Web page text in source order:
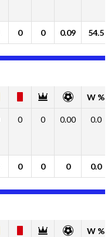
0 0 0.09 54.5
W %
0 0 0.00 0.0
0 0 0 0.0
W %